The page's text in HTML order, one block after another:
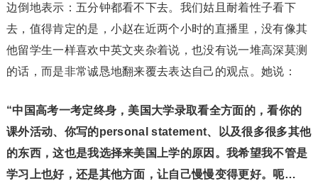
边倒地表示：五分钟都看不下去。我们姑且耐着性子看下
去，值得肯定的是，小赵在近两个小时的直播里，没有像其
他留学生一样喜欢中英文夹杂着说，也没有说一堆高深莫测
的话，而是非常诚恳地翻来覆去表达自己的观点。她说：
“中国高考一考定终身，美国大学录取看全方面的，看你的
课外活动、你写的personal statement、以及很多很多其他
的东西，这也是我选择来美国上学的原因。我希望我不管是
学习上也好，还是其他方面，让自己慢慢变得更好。呃…